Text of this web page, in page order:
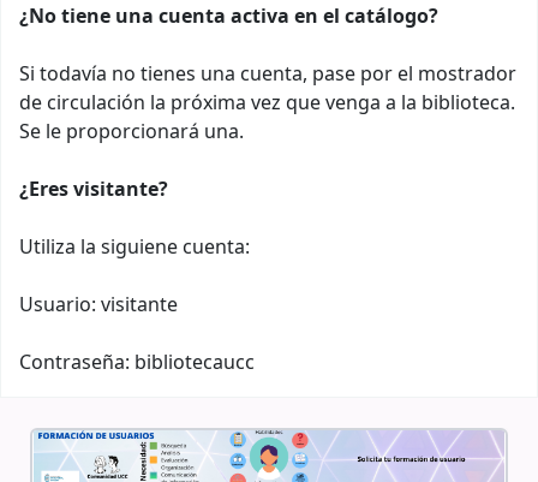
¿No tiene una cuenta activa en el catálogo?
Si todavía no tienes una cuenta, pase por el mostrador
de circulación la próxima vez que venga a la biblioteca.
Se le proporcionará una.
¿Eres visitante?
Utiliza la siguiene cuenta:
Usuario: visitante
Contraseña: bibliotecaucc